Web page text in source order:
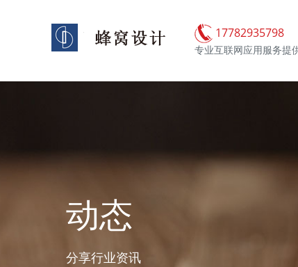
17782935798
专业互联网应用服务提
动态
分享行业资讯